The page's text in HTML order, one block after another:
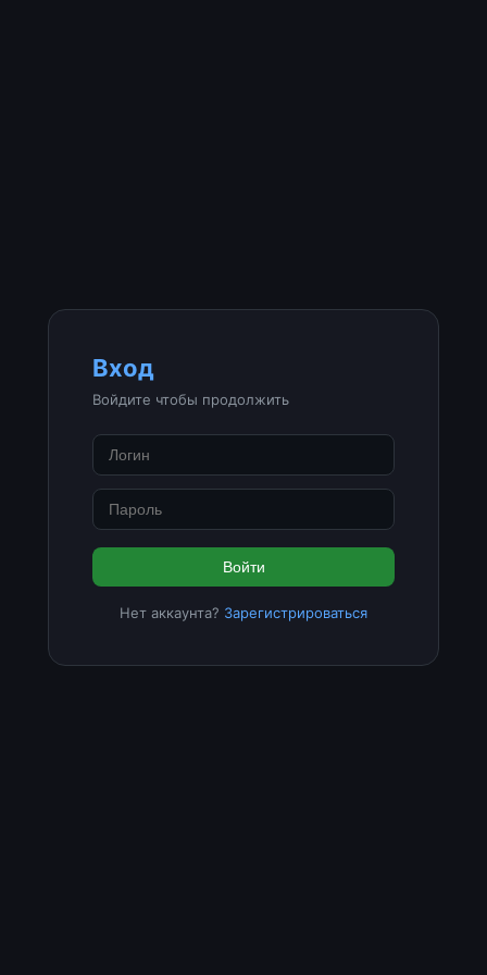
Вход
Войдите чтобы продолжить
Войти
Нет аккаунта? Зарегистрироваться